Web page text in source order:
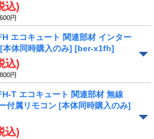
込)
円
エコキュート 関連部材 インター
体同時購入のみ] [ber-x1fh]
込)
円
T エコキュート 関連部材 無線
付属リモコン [本体同時購入のみ]
込)